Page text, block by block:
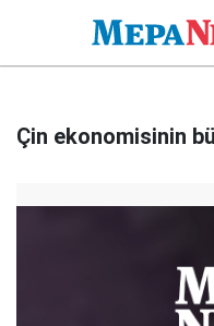
Çin ekonomisinin